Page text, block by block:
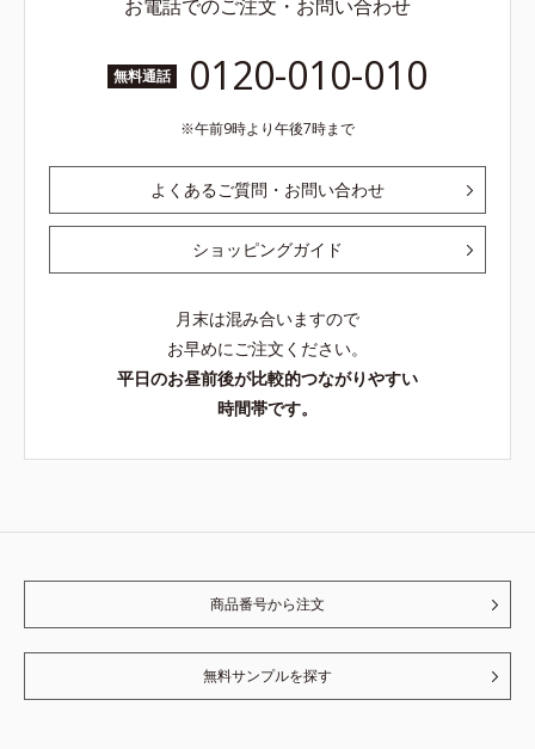
お電話でのご注文・お問い合わせ
無料通話 0120-010-010
午前9時より午後7時まで
よくあるご質問・お問い合わせ
ショッピングガイド
月末は混み合いますので
お早めにご注文ください。
平日のお昼前後が比較的つながりやすい
時間帯です。
商品番号から注文
無料サンプルを探す